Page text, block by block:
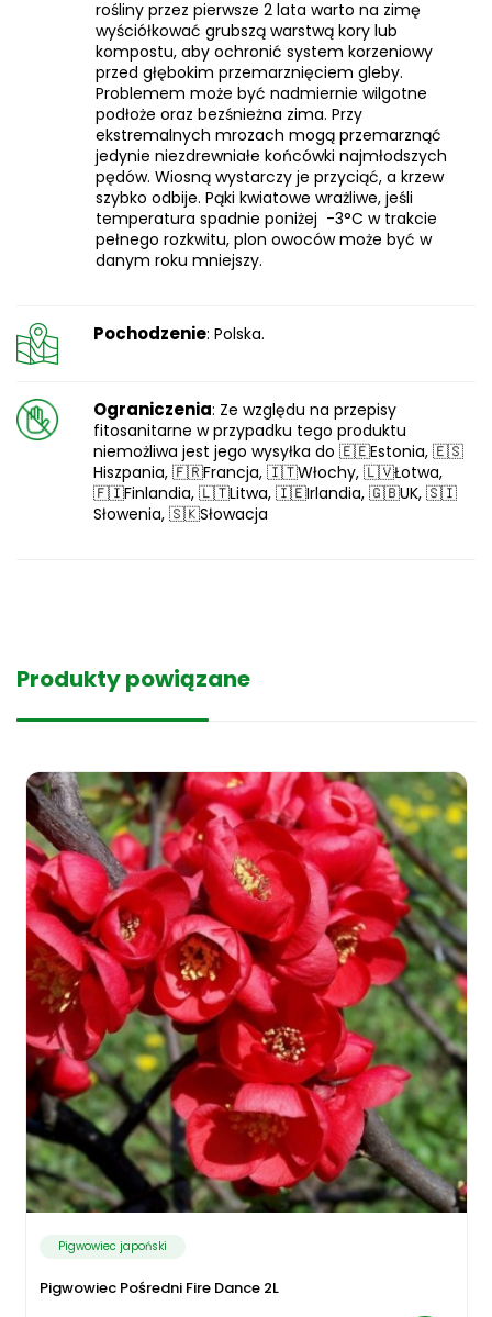
rośliny przez pierwsze 2 lata warto na zimę
wyściółkować grubszą warstwą kory lub
kompostu, aby ochronić system korzeniowy
przed głębokim przemarznięciem gleby.
Problemem może być nadmiernie wilgotne
podłoże oraz bezśnieżna zima. Przy
ekstremalnych mrozach mogą przemarznąć
jedynie niezdrewniałe końcówki najmłodszych
pędów. Wiosną wystarczy je przyciąć, a krzew
szybko odbije. Pąki kwiatowe wrażliwe, jeśli
temperatura spadnie poniżej -3°C w trakcie
pełnego rozkwitu, plon owoców może być w
danym roku mniejszy.
Pochodzenie: Polska.
Ograniczenia: Ze względu na przepisy
fitosanitarne w przypadku tego produktu
niemożliwa jest jego wysyłka do 🇪🇪Estonia, 🇪🇸
Hiszpania, 🇫🇷Francja, 🇮🇹Włochy, 🇱🇻Łotwa,
🇫🇮Finlandia, 🇱🇹Litwa, 🇮🇪Irlandia, 🇬🇧UK, 🇸🇮
Słowenia, 🇸🇰Słowacja
Produkty powiązane
Pigwowiec japoński
Pigwowiec Pośredni Fire Dance 2L